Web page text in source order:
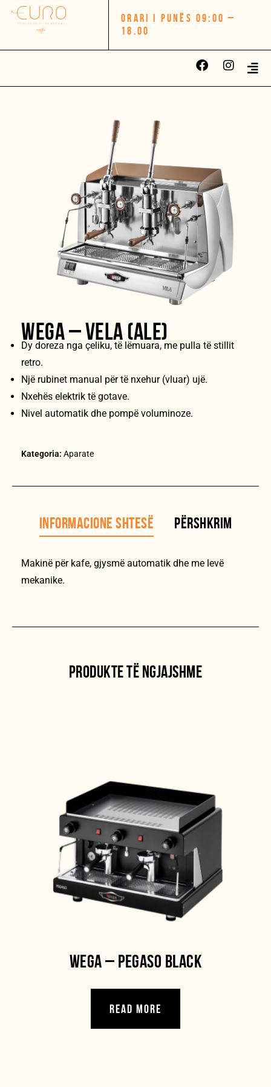
ORARI I PUNËS 09:00 –
18.00
WEGA – VELA (ALE)
Dy doreza nga çeliku, të lëmuara, me pulla të stillit
retro.
Një rubinet manual për të nxehur (vluar) ujë.
Nxehës elektrik të gotave.
Nivel automatik dhe pompë voluminoze.
Kategoria: Aparate
INFORMACIONE SHTESË PËRSHKRIM
Makinë për kafe, gjysmë automatik dhe me levë
mekanike.
PRODUKTE TË NGJAJSHME
WEGA – PEGASO BLACK
READ MORE